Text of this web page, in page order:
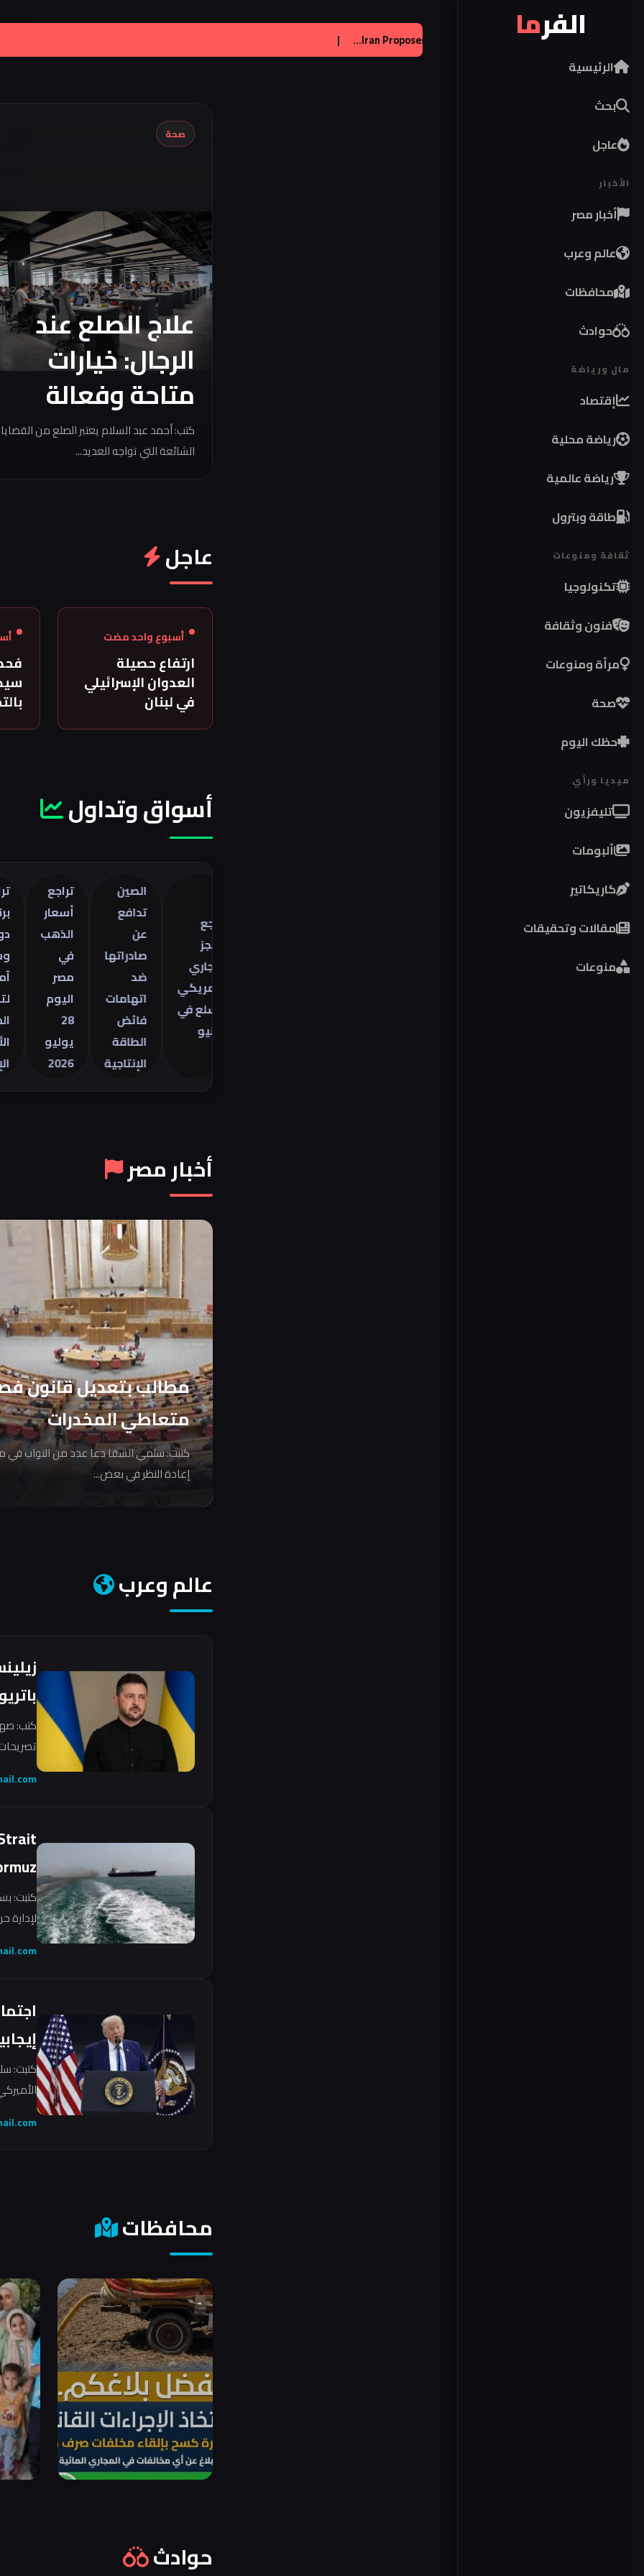
الفرما
الرئيسية
بحث
عاجل
الأخبار
أخبار مصر
عالم وعرب
محافظات
حوادث
مال ورياضة
إقتصاد
رياضة محلية
رياضة عالمية
طاقة وبترول
ثقافة ومنوعات
تكنولوجيا
فنون وثقافة
مرأة ومنوعات
صحة
حظك اليوم
ميديا ورأي
تليفزيون
ألبومات
كاريكاتير
مقالات وتحقيقات
منوعات
يحصل على تراخيص لإنتاج صواريخ باتريوت | عالم:Iran Proposes Oman to Manage Part of Strait...
صحة
علاج الصلع عند
الرجال: خيارات
متاحة وفعالة
كتب: أحمد عبد السلام يعتبر الصلع من القضايا
الشائعة التي تواجه العديد...
عاجل
أسبوع واحد مضت
ارتفاع حصيلة
العدوان الإسرائيلي
في لبنان
أسواق وتداول
الأمريكي
للسلع في
الصين
تدافع
صادراتها
اتهامات
فائض
الطاقة
الإنتاجية
أسعار
الذهب
يوليو
تراجع
برنت 5
دولارات
لتهدئة
الصراع
أخبار مصر
مطالب بتعديل قانون
متعاطي المخدرات
كتبت: سلمي السقا دعا عدد من النواب
إعادة النظر في بعض...
عالم وعرب
كتب:
كتبت:
لإدارة
كتبت:
محافظات
حوادث